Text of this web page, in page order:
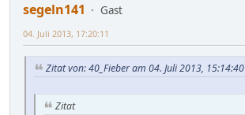
segeln141
Gast
04. Juli 2013, 17:20:11
Zitat von: 40_Fieber am 04. Juli 2013, 15:14:40
Zitat